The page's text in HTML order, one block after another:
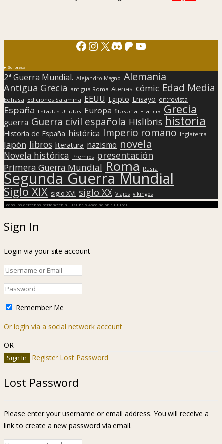
Facebook
Instagram
X Discord
Patreon
YouTube
Sorpresa
2ª Guerra Mundial. Alejandro Magno Alemania
Antigua Grecia antigua Roma Atenas cómic Edad Media
Edhasa Ediciones Salamina EEUU Egipto Ensayo entrevista
España Estados Unidos Europa filosofía Francia Grecia
guerra Guerra civil española Hislibris historia
Historia de España histórica Imperio romano Inglaterra
Japón libros literatura nazismo novela
Novela histórica Premios presentación
Primera Guerra Mundial Roma Rusia
Segunda Guerra Mundial
Siglo XIX siglo XVI siglo XX Viajes vikingos
Todos los derechos pertenecen a Hislibris Asociación cultural
Sign In
Login via your site account
Remember Me
Or login via a social network account
OR
Register Lost Password
Lost Password
Please enter your username or email address. You will receive a
link to create a new password via email.